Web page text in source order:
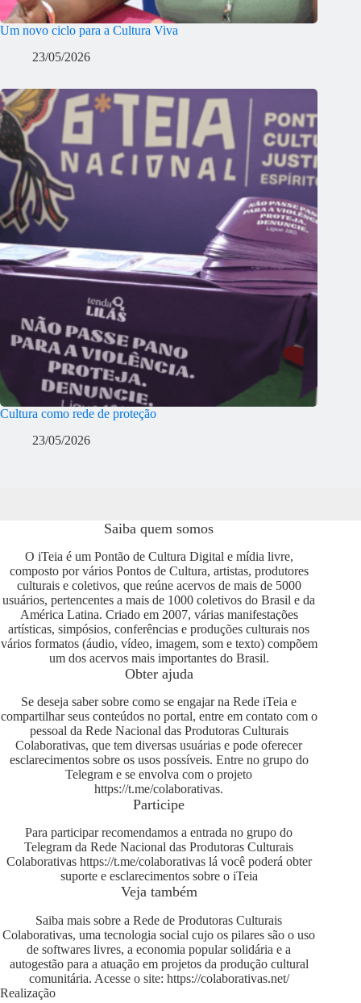
Um novo ciclo para a Cultura Viva
23/05/2026
Cultura como rede de proteção
23/05/2026
Saiba quem somos
O iTeia é um Pontão de Cultura Digital e mídia livre,
composto por vários Pontos de Cultura, artistas, produtores
culturais e coletivos, que reúne acervos de mais de 5000
usuários, pertencentes a mais de 1000 coletivos do Brasil e da
América Latina. Criado em 2007, várias manifestações
artísticas, simpósios, conferências e produções culturais nos
vários formatos (áudio, vídeo, imagem, som e texto) compõem
um dos acervos mais importantes do Brasil.
Obter ajuda
Se deseja saber sobre como se engajar na Rede iTeia e
compartilhar seus conteúdos no portal, entre em contato com o
pessoal da Rede Nacional das Produtoras Culturais
Colaborativas, que tem diversas usuárias e pode oferecer
esclarecimentos sobre os usos possíveis. Entre no grupo do
Telegram e se envolva com o projeto
https://t.me/colaborativas.
Participe
Para participar recomendamos a entrada no grupo do
Telegram da Rede Nacional das Produtoras Culturais
Colaborativas https://t.me/colaborativaslá você poderá obter
suporte e esclarecimentos sobre o iTeia
Veja também
Saiba mais sobre a Rede de Produtoras Culturais
Colaborativas, uma tecnologia social cujo os pilares são o uso
de softwares livres, a economia popular solidária e a
autogestão para a atuação em projetos da produção cultural
comunitária. Acesse o site: https://colaborativas.net/
Realização